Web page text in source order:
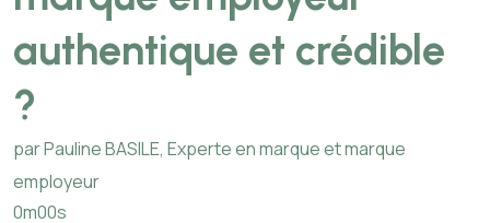
authentique et crédible
?
par Pauline BASILE, Experte en marque et marque
employeur
0m00s